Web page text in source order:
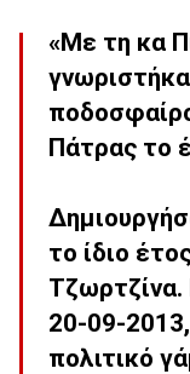
«Με τη κα
Πάτρας το
το ίδιο
Τζωρτζίνα.
20-09-
πολιτικό